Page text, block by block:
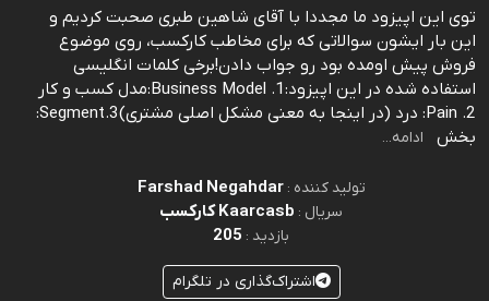
توی این اپیزود ما مجددا با آقای شاهین طبری صحبت کردیم و
این بار ایشون سوالاتی که برای مخاطب کارکسب، روی موضوع
فروش پیش اومده بود رو جواب دادن!برخی کلمات انگلیسی
استفاده شده در این اپیزود:1. Business Model:مدل کسب و کار
2. Pain: درد (در اینجا به معنی مشکل اصلی مشتری)3.Segment:
بخش
ادامه...
تولید کننده :Farshad Negahdar
سریال : Kaarcasb کارکسب
بازدید : 205
اشتراک‌گذاری در تلگرام